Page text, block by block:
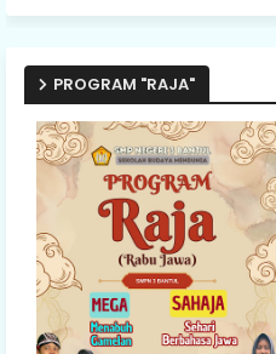
PROGRAM "RAJA"